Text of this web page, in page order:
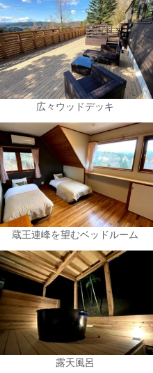
広々ウッドデッキ
蔵王連峰を望むベッドルーム
露天風呂